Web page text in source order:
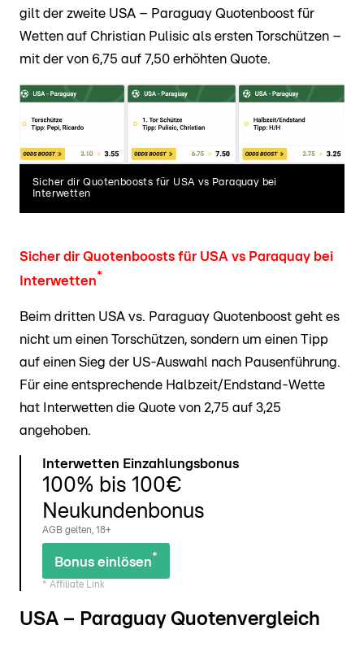
gilt der zweite USA – Paraguay Quotenboost für
Wetten auf Christian Pulisic als ersten Torschützen –
mit der von 6,75 auf 7,50 erhöhten Quote.
Sicher dir Quotenboosts für USA vs Paraquay bei
Interwetten
Sicher dir Quotenboosts für USA vs Paraquay bei
Interwetten*
Beim dritten USA vs. Paraguay Quotenboost geht es
nicht um einen Torschützen, sondern um einen Tipp
auf einen Sieg der US-Auswahl nach Pausenführung.
Für eine entsprechende Halbzeit/Endstand-Wette
hat Interwetten die Quote von 2,75 auf 3,25
angehoben.
Interwetten Einzahlungsbonus
100% bis 100€
Neukundenbonus
AGB gelten, 18+
Bonus einlösen*
* Affiliate Link
USA – Paraguay Quotenvergleich